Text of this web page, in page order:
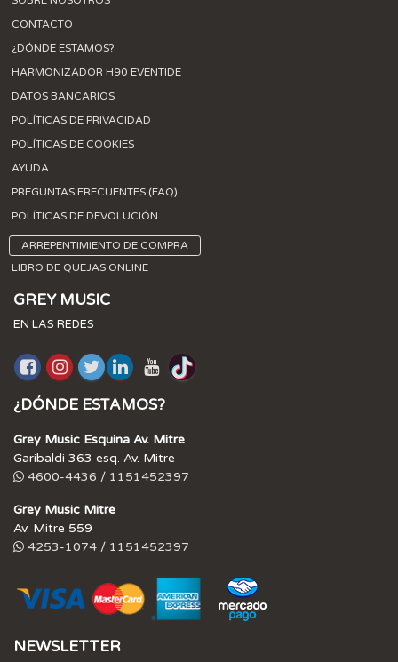
CONTACTO
¿DÓNDE ESTAMOS?
HARMONIZADOR H90 EVENTIDE
DATOS BANCARIOS
POLÍTICAS DE PRIVACIDAD
POLÍTICAS DE COOKIES
AYUDA
PREGUNTAS FRECUENTES (FAQ)
POLÍTICAS DE DEVOLUCIÓN
ARREPENTIMIENTO DE COMPRA
LIBRO DE QUEJAS ONLINE
GREY MUSIC
EN LAS REDES
¿DÓNDE ESTAMOS?
Grey Music Esquina Av. Mitre
Garibaldi 363 esq. Av. Mitre
4600-4436 / 1151452397
Grey Music Mitre
Av. Mitre 559
4253-1074 / 1151452397
NEWSLETTER